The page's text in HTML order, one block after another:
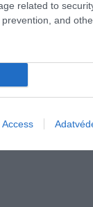
related to
and
Access